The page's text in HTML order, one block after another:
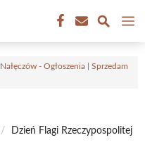
Nałęczów - Ogłoszenia | Sprzedam
/
Dzień Flagi Rzeczypospolitej